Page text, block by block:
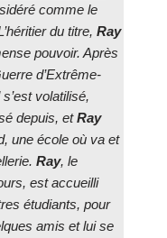
comme le
du titre,Ray
pouvoir. Après
d’Extrême-
volatilisé,
depuis, etRay
une école où va et
Ray, le
est accueilli
étudiants, pour
amis et lui se